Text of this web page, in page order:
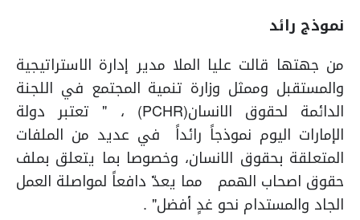
نموذج رائد
من جهتها قالت عليا الملا مدير إدارة الاستراتيجية
والمستقبل وممثل وزارة تنمية المجتمع في اللجنة
الدائمة لحقوق الانسان(PCHR) ، " تعتبر دولة
الإمارات اليوم نموذجاً رائداً في عديد من الملفات
المتعلقة بحقوق الانسان، وخصوصا بما يتعلق بملف
حقوق اصحاب الهمم مما يعدّ دافعاً لمواصلة العمل
الجاد والمستدام نحو غدٍ أفضل" .